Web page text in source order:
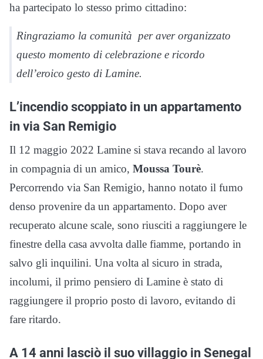
ha partecipato lo stesso primo cittadino:
Ringraziamo la comunità per aver organizzato
questo momento di celebrazione e ricordo
dell’eroico gesto di Lamine.
L’incendio scoppiato in un appartamento
in via San Remigio
Il 12 maggio 2022 Lamine si stava recando al lavoro
in compagnia di un amico, Moussa Tourè.
Percorrendo via San Remigio, hanno notato il fumo
denso provenire da un appartamento. Dopo aver
recuperato alcune scale, sono riusciti a raggiungere le
finestre della casa avvolta dalle fiamme, portando in
salvo gli inquilini. Una volta al sicuro in strada,
incolumi, il primo pensiero di Lamine è stato di
raggiungere il proprio posto di lavoro, evitando di
fare ritardo.
A 14 anni lasciò il suo villaggio in Senegal